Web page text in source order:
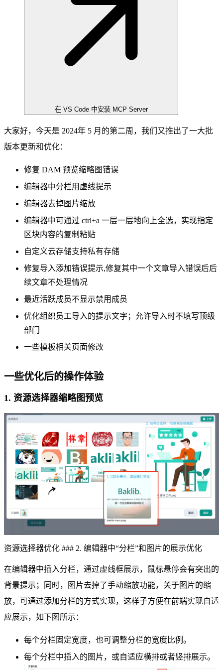
在 VS Code 中安装 MCP Server
大家好，今天是 2024年 5 月的第二周，我们又推出了一大批
版本更新和优化：
修复 DAM 预览缩略图错误
编辑器中分栏用虚线提示
编辑器去掉图片缩放
编辑器中可通过 ctrl+a 一层一层地向上全选，实现指定
区块内容的复制粘贴
自定义云存储支持私有存储
修复导入添加错误提示,修复其中一个文章导入错误后后
续文章不处理情况
最近活跃成员不显示禁用成员
优化组织员工导入的提示文字；允许导入时不填写顶级
部门
一些模板相关页面修改
一些优化后的操作体验
1. 资源选择器缩略图预览
资源选择器优化 ### 2. 编辑器中“分栏”和图片的展示优化
在编辑器中插入分栏，通过虚线框展示，鼠标悬停会有突出的
背景提示；同时，图片去掉了手动缩放功能，关于图片的缩
放，可通过添加分栏的方式实现，这样子方便在前端实现自适
应展示，如下图所示：
每个分栏固定宽度，也可调整分栏的宽度比例。
每个分栏中插入的图片，或自适应横排或者竖排展示。